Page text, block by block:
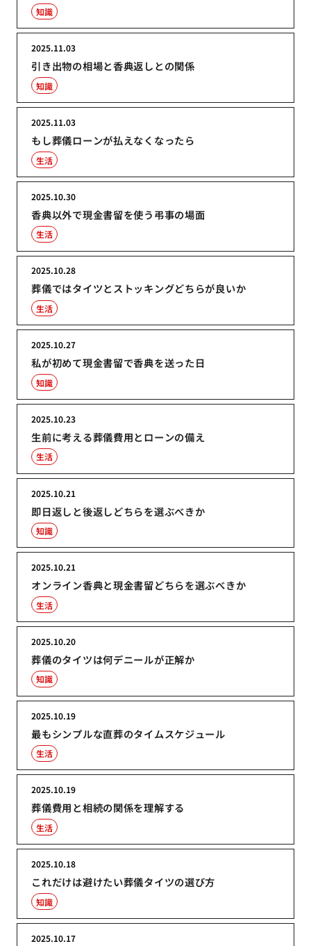
知識
引き出物の相場と香典返しとの関係
2025.11.03
知識
もし葬儀ローンが払えなくなったら
2025.11.03
生活
香典以外で現金書留を使う弔事の場面
2025.10.30
生活
葬儀ではタイツとストッキングどちらが良いか
2025.10.28
生活
私が初めて現金書留で香典を送った日
2025.10.27
知識
生前に考える葬儀費用とローンの備え
2025.10.23
生活
即日返しと後返しどちらを選ぶべきか
2025.10.21
知識
オンライン香典と現金書留どちらを選ぶべきか
2025.10.21
生活
葬儀のタイツは何デニールが正解か
2025.10.20
知識
最もシンプルな直葬のタイムスケジュール
2025.10.19
生活
葬儀費用と相続の関係を理解する
2025.10.19
生活
これだけは避けたい葬儀タイツの選び方
2025.10.18
知識
2025.10.17